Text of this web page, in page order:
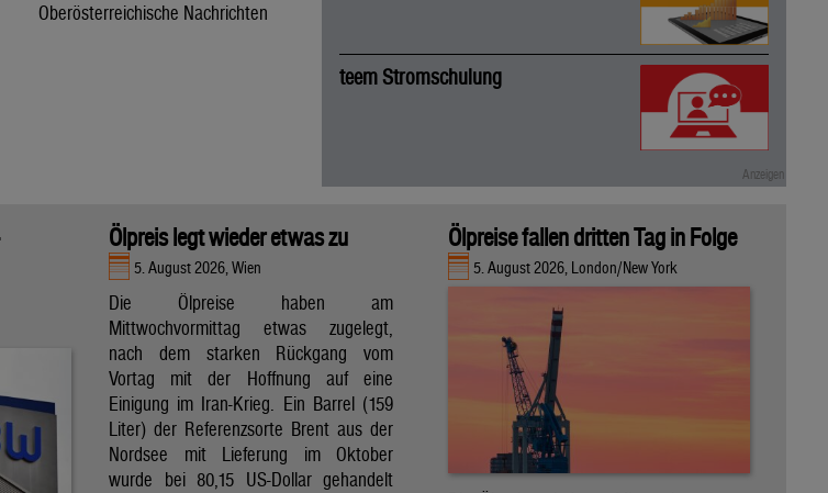
Oberösterreichische Nachrichten
teem Stromschulung
Ölpreis legt wieder etwas zu
5. August 2026, Wien
Die Ölpreise haben am
Mittwochvormittag etwas zugelegt,
nach dem starken Rückgang vom
Vortag mit der Hoffnung auf eine
Einigung im Iran-Krieg. Ein Barrel (159
Liter) der Referenzsorte Brent aus der
Nordsee mit Lieferung im Oktober
wurde bei 80,15 US-Dollar gehandelt
Ölpreise fallen dritten Tag in Folge
5. August 2026, London/New York